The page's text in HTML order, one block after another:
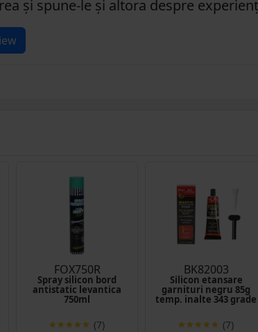
și spune-le și altora despre
FOX750R
Spray silicon bord
antistatic levantica
750ml
(7)
BK82003
Silicon etansare
garnituri negru 85g
temp. inalte 343 grade
(7)